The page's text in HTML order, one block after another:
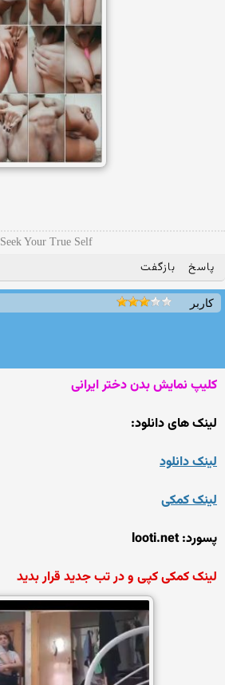
Seek Your True Self
پاسخ بازگفت
کاربر
کلیپ نمایش بدن دختر ایرانی
لینک های دانلود:
لینک دانلود
لینک کمکی
پسورد: looti.net
لینک کمکی کپی و در تب جدید قرار بدید